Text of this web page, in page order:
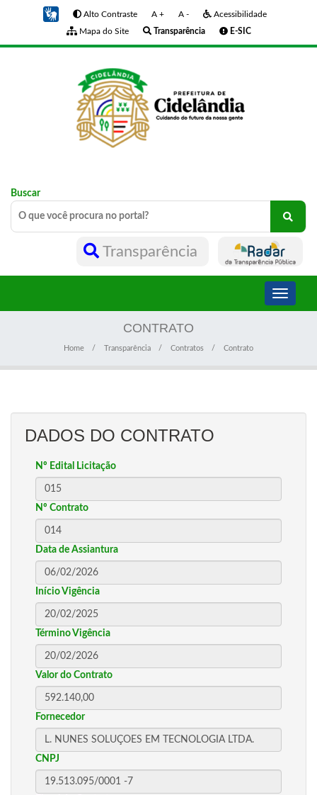
Alto Contraste A + A -
Acessibilidade
Mapa do Site
Transparência E-SIC
Buscar
Transparência
Toggle
CONTRATO
Home Transparência Contratos Contrato
DADOS DO CONTRATO
Nº Edital Licitação
Nº Contrato
Data de Assiantura
Início Vigência
Término Vigência
Valor do Contrato
Fornecedor
CNPJ